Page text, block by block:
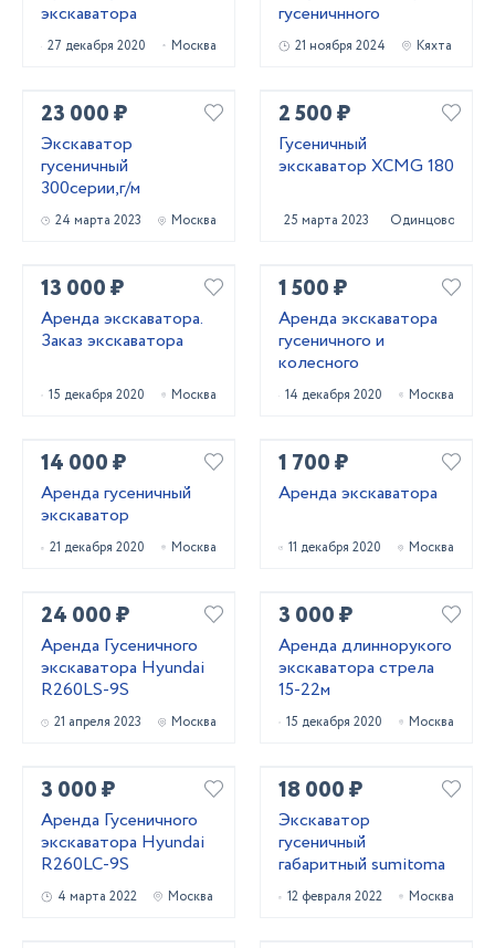
экскаватора
27 декабря 2020 Москва
гусеничнного
21 ноября 2024 Кяхта
23 000 ₽
Экскаватор
гусеничный
300серии,г/м
24 марта 2023 Москва
2 500 ₽
Гусеничный
экскаватор XCMG 180
25 марта 2023 Одинцово
13 000 ₽
Аренда экскаватора.
Заказ экскаватора
15 декабря 2020 Москва
1 500 ₽
Аренда экскаватора
гусеничного и
колесного
14 декабря 2020 Москва
14 000 ₽
Аренда гусеничный
экскаватор
21 декабря 2020 Москва
1 700 ₽
Аренда экскаватора
11 декабря 2020 Москва
24 000 ₽
Аренда Гусеничного
экскаватора Hyundai
R260LS-9S
21 апреля 2023 Москва
3 000 ₽
Аренда длиннорукого
экскаватора стрела
15-22м
15 декабря 2020 Москва
3 000 ₽
Аренда Гусеничного
экскаватора Hyundai
R260LC-9S
4 марта 2022 Москва
18 000 ₽
Экскаватор
гусеничный
габаритный sumitoma
12 февраля 2022 Москва